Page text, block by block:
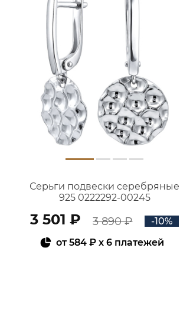
Серьги подвески серебряные
925 0222292-00245
3 501 ₽ 3 890 ₽
-10%
от584 ₽ x 6 платежей